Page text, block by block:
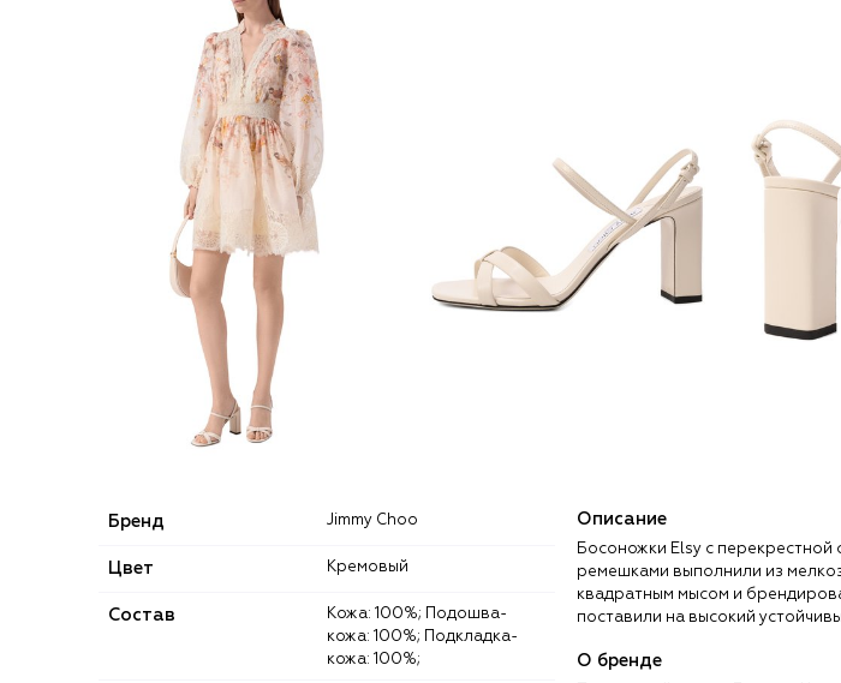
Бренд Jimmy Choo
Цвет Кремовый
Состав
Кожа: 100%; Подошва-
кожа: 100%; Подкладка-
кожа: 100%;
Описание
Босоножки Elsy с перекрестной
ремешками выполнили из
квадратным мысом и
поставили на высокий
О бренде